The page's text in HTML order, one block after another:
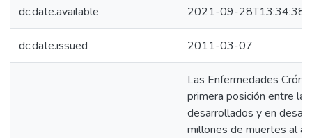
dc.date.available 2021-09-28T13:34:38Z
dc.date.issued 2011-03-07
Las Enfermedades
primera posición entre
desarrollados y en
millones de muertes al